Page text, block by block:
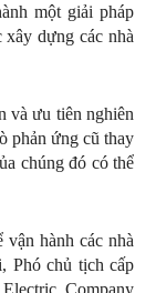
một giải pháp
dựng các nhà
và ưu tiên nghiên
phản ứng cũ thay
chúng đó có thể
hành các nhà
Phó chủ tịch cấp
Company